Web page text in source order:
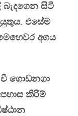
සිටි
එසේම
අගය
වී ගොඩනගා
කිරීම්